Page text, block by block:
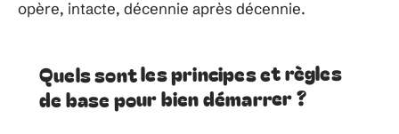
opère, intacte, décennie après décennie.
Quels sont les principes et règles
de base pour bien démarrer ?